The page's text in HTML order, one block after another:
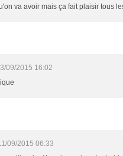
va avoir mais ça fait plaisir tous
09/2015 16:02
09/2015 06:33